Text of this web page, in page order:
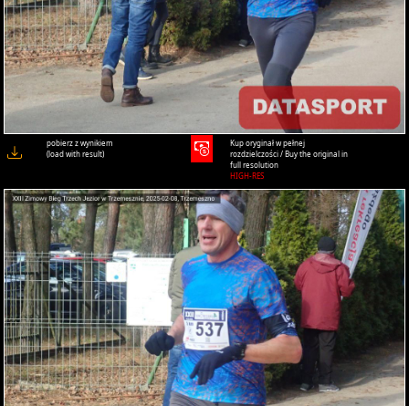
pobierz z wynikiem
(load with result)
Kup oryginał w pełnej
rozdzielczości / Buy the original in
full resolution
HIGH-RES